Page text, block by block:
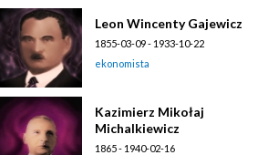
Leon Wincenty Gajewicz
1855-03-09 - 1933-10-22
ekonomista
Kazimierz Mikołaj
Michalkiewicz
1865 - 1940-02-16